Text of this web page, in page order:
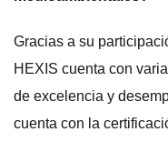
Gracias a su
HEXIS cuenta con
de excelencia y
cuenta con la